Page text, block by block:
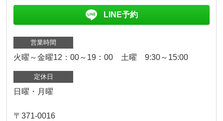
LINE予約
営業時間
火曜～金曜12：00～19：00 土曜 9:30～15:00
定休日
日曜・月曜
〒371-0016